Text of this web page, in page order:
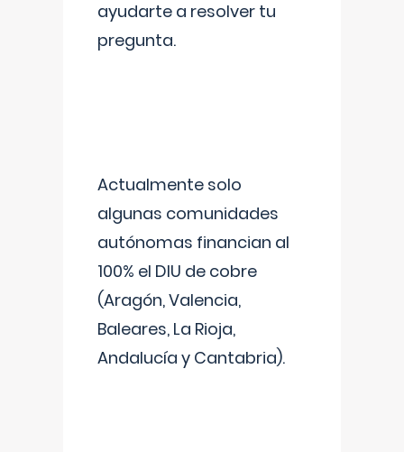
ayudarte a resolver tu
pregunta.
Actualmente solo
algunas comunidades
autónomas financian al
100% el DIU de cobre
(Aragón, Valencia,
Baleares, La Rioja,
Andalucía y Cantabria).